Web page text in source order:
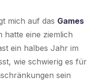
mich auf das Games
eine ziemlich
ein halbes Jahr im
wie schwierig es für
sein